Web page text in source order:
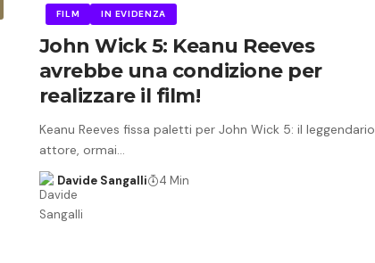
FILM IN EVIDENZA
John Wick 5: Keanu Reeves
avrebbe una condizione per
realizzare il film!
Keanu Reeves fissa paletti per John Wick 5: il leggendario
attore, ormai…
Davide Sangalli 4 Min